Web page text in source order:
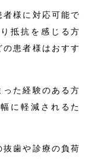
様に対応可能で
抵抗を感じる方
患者様はおすす
た経験のある方
に軽減されるた
歯や診療の負荷